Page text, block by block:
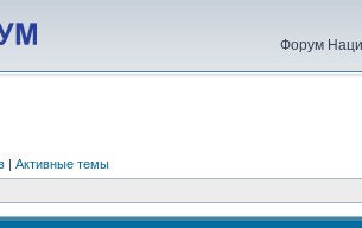
Форум
| Активные темы